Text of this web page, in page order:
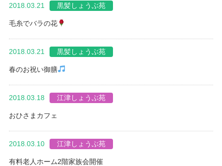
2018.03.21 黒髪しょうぶ苑
毛糸でバラの花
2018.03.21 黒髪しょうぶ苑
春のお祝い御膳
2018.03.18 江津しょうぶ苑
おひさまカフェ
2018.03.10 江津しょうぶ苑
有料老人ホーム2階家族会開催